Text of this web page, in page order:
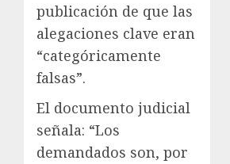
publicación de que las
alegaciones clave eran
“categóricamente
falsas”.
El documento judicial
señala: “Los
demandados son, por